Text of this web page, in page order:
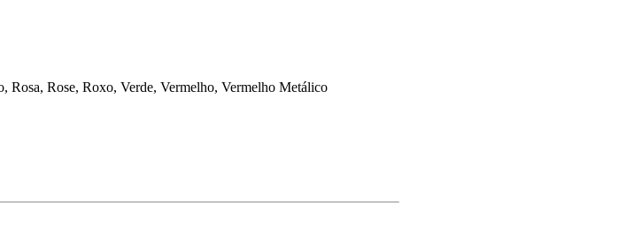
Rose, Roxo, Verde, Vermelho, Vermelho Metálico